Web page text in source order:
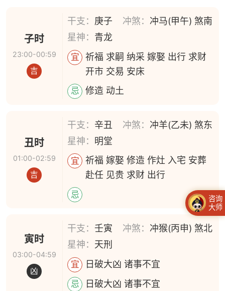
子时
23:00-00:59
吉
干支： 庚子 冲煞： 冲马(甲午) 煞南
星神： 青龙
宜
祈福 求嗣 纳采 嫁娶 出行 求财
开市 交易 安床
忌 修造 动土
丑时
01:00-02:59
吉
干支： 辛丑 冲煞： 冲羊(乙未) 煞东
星神： 明堂
宜
祈福 嫁娶 修造 作灶 入宅 安葬
赴任 见贵 求财 出行
忌
寅时
03:00-04:59
凶
干支： 壬寅 冲煞： 冲猴(丙申) 煞北
星神： 天刑
宜 日破大凶 诸事不宜
忌 日破大凶 诸事不宜
咨询
大师